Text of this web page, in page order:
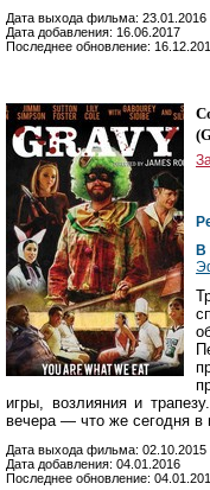
Дата выхода фильма: 23.01.2016
Дата добавления: 16.06.2017
Последнее обновление:
(
В
игры, возлияния и
вечера — что же сегодня в
Дата выхода фильма: 02.10.2015
Дата добавления: 04.01.2016
Последнее обновление: